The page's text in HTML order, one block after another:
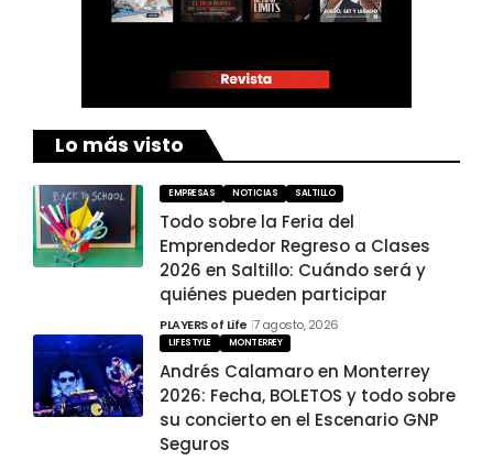
Lo más visto
EMPRESAS NOTICIAS SALTILLO
Todo sobre la Feria del
Emprendedor Regreso a Clases
2026 en Saltillo: Cuándo será y
quiénes pueden participar
PLAYERS of Life 7 agosto, 2026
LIFESTYLE MONTERREY
Andrés Calamaro en Monterrey
2026: Fecha, BOLETOS y todo sobre
su concierto en el Escenario GNP
Seguros